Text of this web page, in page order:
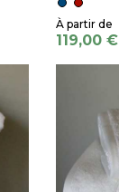
119,00 €